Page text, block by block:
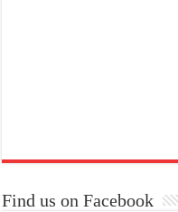
Find us on Facebook